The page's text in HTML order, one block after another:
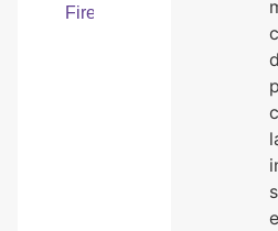
Firenze
e